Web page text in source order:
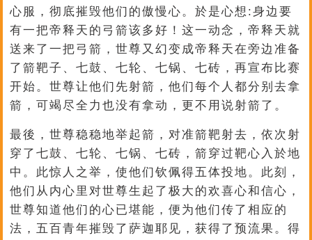
心服，彻底摧毁他们的傲慢心。於是心想:身边要
有一把帝释天的弓箭该多好！这一动念，帝释天就
送来了一把弓箭，世尊又幻变成帝释天在旁边准备
了箭靶子、七鼓、七轮、七锅、七砖，再宣布比赛
开始。世尊让他们先射箭，他们每个人都分别去拿
箭，可竭尽全力也没有拿动，更不用说射箭了。
最後，世尊稳稳地举起箭，对准箭靶射去，依次射
穿了七鼓、七轮、七锅、七砖，箭穿过靶心入於地
中。此惊人之举，使他们钦佩得五体投地。此刻，
他们从内心里对世尊生起了极大的欢喜心和信心，
世尊知道他们的心已堪能，便为他们传了相应的
法，五百青年摧毁了萨迦耶见，获得了预流果。得